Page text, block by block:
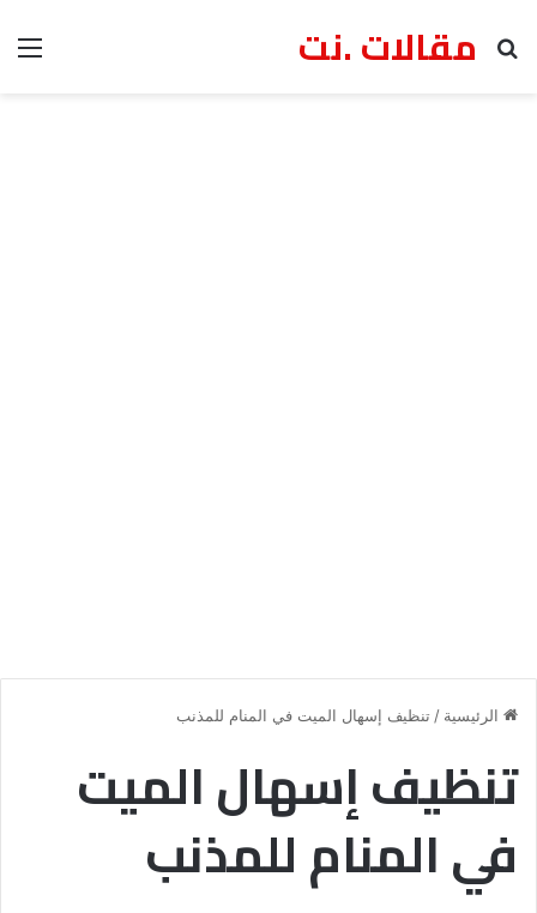
مقالات .نت
بحث عن
الرئيسية / تنظيف إسهال الميت في المنام للمذنب
تنظيف إسهال الميت
في المنام للمذنب